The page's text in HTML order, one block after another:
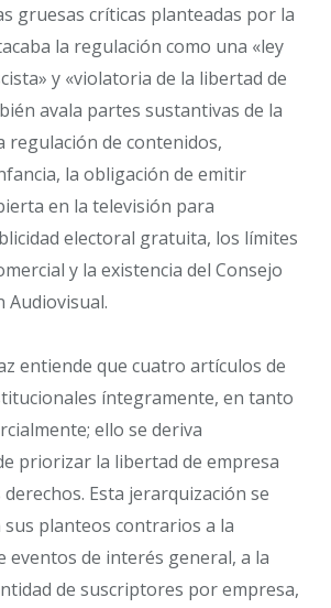
gruesas críticas planteadas por la
la regulación como una «ley
y «violatoria de la libertad de
avala partes sustantivas de la
regulación de contenidos,
la obligación de emitir
en la televisión para
electoral gratuita, los límites
y la existencia del Consejo
Audiovisual.
entiende que cuatro artículos de
íntegramente, en tanto
ello se deriva
priorizar la libertad de empresa
Esta jerarquización se
planteos contrarios a la
eventos de interés general, a la
de suscriptores por empresa,